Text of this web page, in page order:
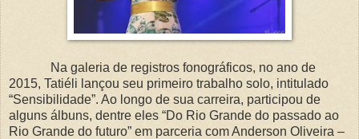
Na galeria de registros fonográficos, no ano de
2015, Tatiéli lançou seu primeiro trabalho solo, intitulado
“Sensibilidade”. Ao longo de sua carreira, participou de
alguns álbuns, dentre eles “Do Rio Grande do passado ao
Rio Grande do futuro” em parceria com Anderson Oliveira –